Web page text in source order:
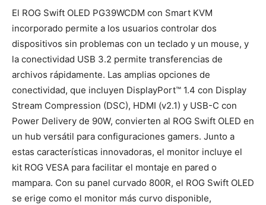
El ROG Swift OLED PG39WCDM con Smart KVM
incorporado permite a los usuarios controlar dos
dispositivos sin problemas con un teclado y un mouse, y
la conectividad USB 3.2 permite transferencias de
archivos rápidamente. Las amplias opciones de
conectividad, que incluyen DisplayPort™ 1.4 con Display
Stream Compression (DSC), HDMI (v2.1) y USB-C con
Power Delivery de 90W, convierten al ROG Swift OLED en
un hub versátil para configuraciones gamers. Junto a
estas características innovadoras, el monitor incluye el
kit ROG VESA para facilitar el montaje en pared o
mampara. Con su panel curvado 800R, el ROG Swift OLED
se erige como el monitor más curvo disponible,